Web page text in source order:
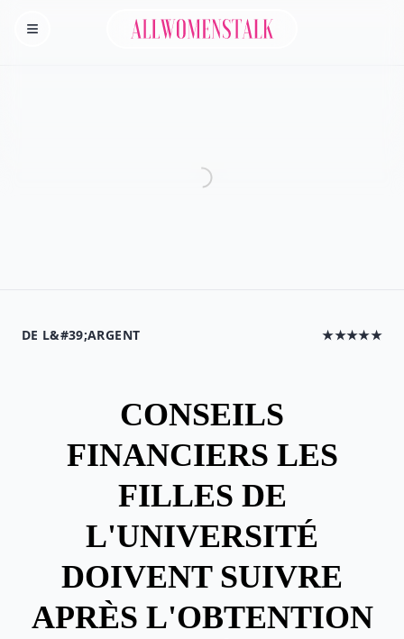
Homepage
Allwomenstalk
DE L&#39;ARGENT ★★★★★
CONSEILS
FINANCIERS LES
FILLES DE
L'UNIVERSITÉ
DOIVENT SUIVRE
APRÈS L'OBTENTION